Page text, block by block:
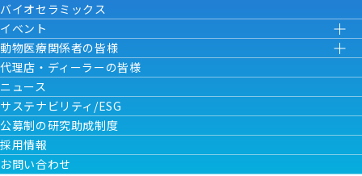
バイオセラミックス
イベント
動物医療関係者の皆様
代理店・ディーラーの皆様
ニュース
サステナビリティ/ESG
公募制の研究助成制度
採用情報
お問い合わせ